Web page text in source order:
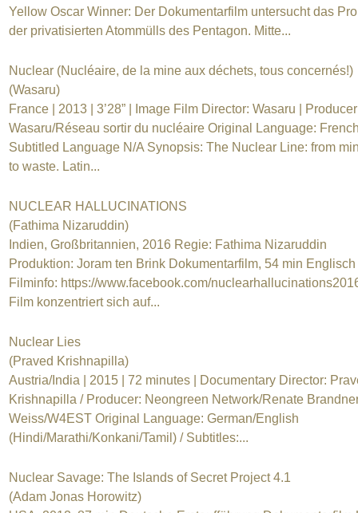
Yellow Oscar Winner: Der Dokumentarfilm untersucht das
der privatisierten Atommülls des Pentagon. Mitte...
Nuclear (Nucléaire, de la mine aux déchets, tous concernés!)
(Wasaru)
France | 2013 | 3’28” | Image Film Director: Wasaru |
Wasaru/Réseau sortir du nucléaire Original Language:
Subtitled Language N/A Synopsis: The Nuclear Line: from
to waste. Latin...
NUCLEAR HALLUCINATIONS
(Fathima Nizaruddin)
Indien, Großbritannien, 2016 Regie: Fathima Nizaruddin
Produktion: Joram ten Brink Dokumentarfilm, 54 min Englisch
Filminfo: https://www.facebook.com/
Film konzentriert sich auf...
Nuclear Lies
(Praved Krishnapilla)
Austria/India | 2015 | 72 minutes | Documentary Director:
Krishnapilla / Producer: Neongreen Network/Renate
Weiss/W4EST Original Language: German/English
(Hindi/Marathi/Konkani/Tamil) / Subtitles:...
Nuclear Savage: The Islands of Secret Project 4.1
(Adam Jonas Horowitz)